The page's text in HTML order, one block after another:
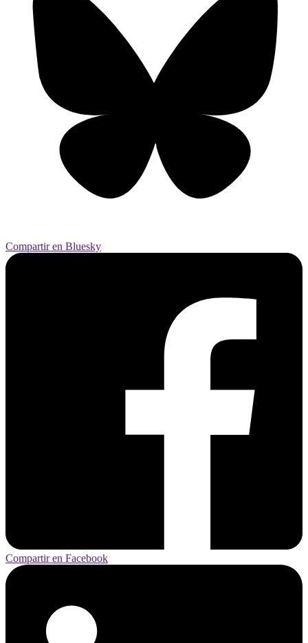
Compartir en Bluesky
Compartir en Facebook